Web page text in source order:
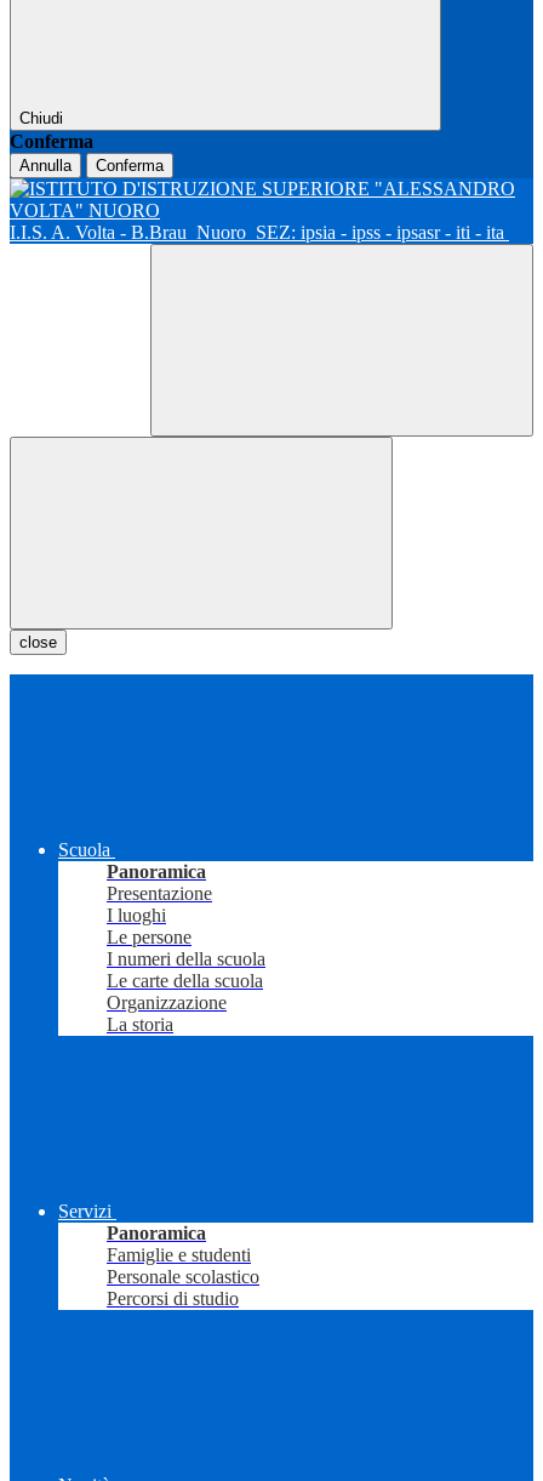
Chiudi
Conferma
Annulla Conferma
I.I.S. A. Volta - B.Brau Nuoro SEZ: ipsia - ipss - ipsasr - iti - ita
close
Scuola
Panoramica
Presentazione
I luoghi
Le persone
I numeri della scuola
Le carte della scuola
Organizzazione
La storia
Servizi
Panoramica
Famiglie e studenti
Personale scolastico
Percorsi di studio